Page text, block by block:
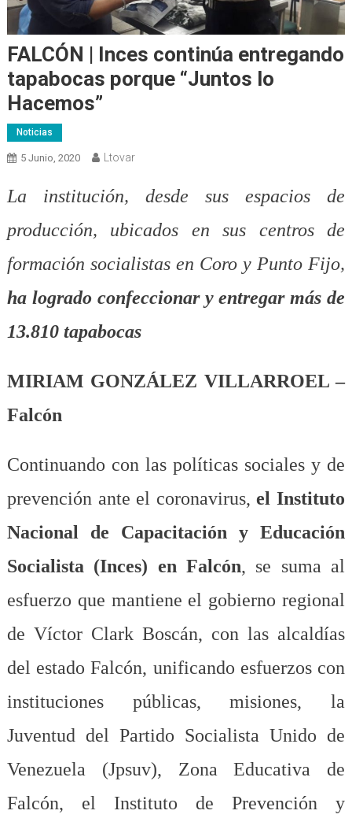
FALCÓN | Inces continúa entregando
tapabocas porque “Juntos lo
Hacemos”
Noticias
5 Junio, 2020 Ltovar
La institución, desde sus espacios de
producción, ubicados en sus centros de
formación socialistas en Coro y Punto Fijo,
ha logrado confeccionar y entregar más de
13.810 tapabocas
MIRIAM GONZÁLEZ VILLARROEL –
Falcón
Continuando con las políticas sociales y de
prevención ante el coronavirus,el Instituto
Nacional de Capacitación y Educación
Socialista (Inces) en Falcón, se suma al
esfuerzo que mantiene el gobierno regional
de Víctor Clark Boscán, con las alcaldías
del estado Falcón, unificando esfuerzos con
instituciones públicas, misiones, la
Juventud del Partido Socialista Unido de
Venezuela (Jpsuv), Zona Educativa de
Falcón, el Instituto de Prevención y